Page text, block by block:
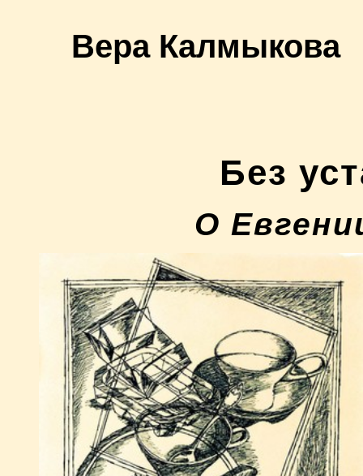
Вера Калмыкова
Без
О